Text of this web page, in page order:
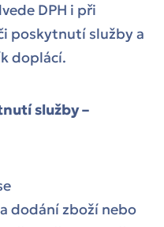
DPH i při
poskytnutí služby a
doplácí.
služby –
dodání zboží nebo